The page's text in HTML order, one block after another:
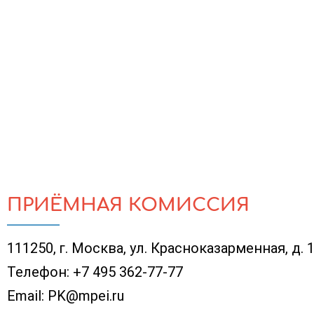
ПРИЁМНАЯ КОМИССИЯ
111250, г. Москва, ул. Красноказарменная, д.
Телефон: +7 495 362-77-77
Email: PK@mpei.ru